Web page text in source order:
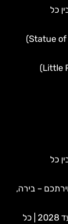
כל
פסל המלך שטפן הקדוש (Statue of St. Stephen)
פסל הנסיכה הקטנה (Little Princess Statue)
כל
– בירה,
ספא גלרט בבודפשט – נסגר לשיפוצים עד 2028 | כל